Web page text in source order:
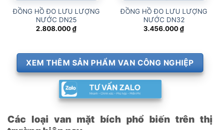
ĐỒNG HỒ ĐO LƯU LƯỢNG
NƯỚC DN25
2.808.000₫
ĐỒNG HỒ ĐO LƯU LƯỢNG
NƯỚC DN32
3.456.000₫
XEM THÊM SẢN PHẨM VAN CÔNG NGHIỆP
Các loại van mặt bích phổ biến trên thị